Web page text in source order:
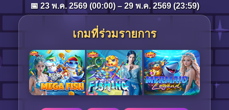
📅 23 พ.ค. 2569 (00:00) – 29 พ.ค. 2569 (23:59)
เกมที่ร่วมรายการ